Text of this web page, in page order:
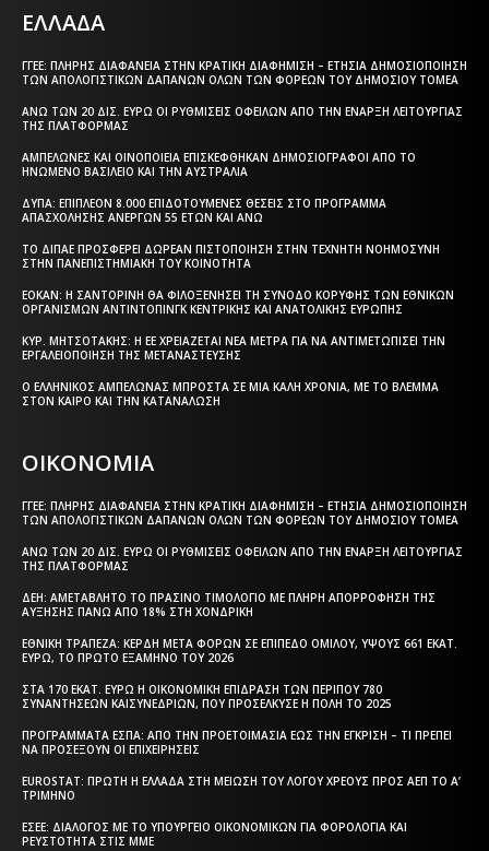
ΕΛΛΑΔΑ
ΓΓΕΕ: ΠΛΉΡΗΣ ΔΙΑΦΆΝΕΙΑ ΣΤΗΝ ΚΡΑΤΙΚΉ ΔΙΑΦΉΜΙΣΗ – EΤΉΣΙΑ ΔΗΜΟΣΙΟΠΟΊΗΣΗ
ΤΩΝ ΑΠΟΛΟΓΙΣΤΙΚΏΝ ΔΑΠΑΝΏΝ ΌΛΩΝ ΤΩΝ ΦΟΡΈΩΝ ΤΟΥ ΔΗΜΟΣΊΟΥ ΤΟΜΈΑ
ΆΝΩ ΤΩΝ 20 ΔΙΣ. ΕΥΡΏ ΟΙ ΡΥΘΜΊΣΕΙΣ ΟΦΕΙΛΏΝ ΑΠΌ ΤΗΝ ΈΝΑΡΞΗ ΛΕΙΤΟΥΡΓΊΑΣ
ΤΗΣ ΠΛΑΤΦΌΡΜΑΣ
ΑΜΠΕΛΏΝΕΣ ΚΑΙ ΟΙΝΟΠΟΙΕΊΑ ΕΠΙΣΚΈΦΘΗΚΑΝ ΔΗΜΟΣΙΟΓΡΆΦΟΙ ΑΠΌ ΤΟ
ΗΝΩΜΈΝΟ ΒΑΣΊΛΕΙΟ ΚΑΙ ΤΗΝ ΑΥΣΤΡΑΛΊΑ
ΔΥΠΑ: ΕΠΙΠΛΈΟΝ 8.000 ΕΠΙΔΟΤΟΎΜΕΝΕΣ ΘΈΣΕΙΣ ΣΤΟ ΠΡΌΓΡΑΜΜΑ
ΑΠΑΣΧΌΛΗΣΗΣ ΑΝΈΡΓΩΝ 55 ΕΤΏΝ ΚΑΙ ΆΝΩ
ΤΟ ΔΙΠΑΕ ΠΡΟΣΦΈΡΕΙ ΔΩΡΕΆΝ ΠΙΣΤΟΠΟΊΗΣΗ ΣΤΗΝ ΤΕΧΝΗΤΉ ΝΟΗΜΟΣΎΝΗ
ΣΤΗΝ ΠΑΝΕΠΙΣΤΗΜΙΑΚΉ ΤΟΥ ΚΟΙΝΌΤΗΤΑ
ΕΟΚΑΝ: Η ΣΑΝΤΟΡΊΝΗ ΘΑ ΦΙΛΟΞΕΝΉΣΕΙ ΤΗ ΣΎΝΟΔΟ ΚΟΡΥΦΉΣ ΤΩΝ ΕΘΝΙΚΏΝ
ΟΡΓΑΝΙΣΜΏΝ ΑΝΤΙΝΤΌΠΙΝΓΚ ΚΕΝΤΡΙΚΉΣ ΚΑΙ ΑΝΑΤΟΛΙΚΉΣ ΕΥΡΏΠΗΣ
ΚΥΡ. ΜΗΤΣΟΤΆΚΗΣ: Η ΕΕ ΧΡΕΙΆΖΕΤΑΙ ΝΈΑ ΜΈΤΡΑ ΓΙΑ ΝΑ ΑΝΤΙΜΕΤΩΠΊΣΕΙ ΤΗΝ
ΕΡΓΑΛΕΙΟΠΟΊΗΣΗ ΤΗΣ ΜΕΤΑΝΆΣΤΕΥΣΗΣ
Ο ΕΛΛΗΝΙΚΌΣ ΑΜΠΕΛΏΝΑΣ ΜΠΡΟΣΤΆ ΣΕ ΜΙΑ ΚΑΛΉ ΧΡΟΝΙΆ, ΜΕ ΤΟ ΒΛΈΜΜΑ
ΣΤΟΝ ΚΑΙΡΌ ΚΑΙ ΤΗΝ ΚΑΤΑΝΆΛΩΣΗ
ΟΙΚΟΝΟΜΙΑ
ΓΓΕΕ: ΠΛΉΡΗΣ ΔΙΑΦΆΝΕΙΑ ΣΤΗΝ ΚΡΑΤΙΚΉ ΔΙΑΦΉΜΙΣΗ – EΤΉΣΙΑ ΔΗΜΟΣΙΟΠΟΊΗΣΗ
ΤΩΝ ΑΠΟΛΟΓΙΣΤΙΚΏΝ ΔΑΠΑΝΏΝ ΌΛΩΝ ΤΩΝ ΦΟΡΈΩΝ ΤΟΥ ΔΗΜΟΣΊΟΥ ΤΟΜΈΑ
ΆΝΩ ΤΩΝ 20 ΔΙΣ. ΕΥΡΏ ΟΙ ΡΥΘΜΊΣΕΙΣ ΟΦΕΙΛΏΝ ΑΠΌ ΤΗΝ ΈΝΑΡΞΗ ΛΕΙΤΟΥΡΓΊΑΣ
ΤΗΣ ΠΛΑΤΦΌΡΜΑΣ
ΔΕΗ: ΑΜΕΤΆΒΛΗΤΟ ΤΟ ΠΡΆΣΙΝΟ ΤΙΜΟΛΌΓΙΟ ΜΕ ΠΛΉΡΗ ΑΠΟΡΡΌΦΗΣΗ ΤΗΣ
ΑΎΞΗΣΗΣ ΠΆΝΩ ΑΠΌ 18% ΣΤΗ ΧΟΝΔΡΙΚΉ
ΕΘΝΙΚΉ ΤΡΆΠΕΖΑ: ΚΈΡΔΗ ΜΕΤΆ ΦΌΡΩΝ ΣΕ ΕΠΊΠΕΔΟ ΟΜΊΛΟΥ, ΎΨΟΥΣ 661 ΕΚΑΤ.
ΕΥΡΏ, ΤΟ ΠΡΏΤΟ ΕΞΆΜΗΝΟ ΤΟΥ 2026
ΣΤΑ 170 ΕΚΑΤ. ΕΥΡΏ Η ΟΙΚΟΝΟΜΙΚΉ ΕΠΊΔΡΑΣΗ ΤΩΝ ΠΕΡΊΠΟΥ 780
ΣΥΝΑΝΤΉΣΕΩΝ ΚΑΙΣΥΝΕΔΡΊΩΝ, ΠΟΥ ΠΡΟΣΈΛΚΥΣΕ Η ΠΌΛΗ ΤΟ 2025
ΠΡΟΓΡΆΜΜΑΤΑ EΣΠΑ: ΑΠΌ ΤΗΝ ΠΡΟΕΤΟΙΜΑΣΊΑ ΈΩΣ ΤΗΝ ΈΓΚΡΙΣΗ – ΤΙ ΠΡΈΠΕΙ
ΝΑ ΠΡΟΣΈΞΟΥΝ ΟΙ ΕΠΙΧΕΙΡΉΣΕΙΣ
EUROSTAT: ΠΡΏΤΗ Η ΕΛΛΆΔΑ ΣΤΗ ΜΕΊΩΣΗ ΤΟΥ ΛΌΓΟΥ ΧΡΈΟΥΣ ΠΡΟΣ ΑΕΠ ΤΟ Α’
ΤΡΊΜΗΝΟ
ΕΣΕΕ: ΔΙΆΛΟΓΟΣ ΜΕ ΤΟ ΥΠΟΥΡΓΕΊΟ ΟΙΚΟΝΟΜΙΚΏΝ ΓΙΑ ΦΟΡΟΛΟΓΊΑ ΚΑΙ
ΡΕΥΣΤΌΤΗΤΑ ΣΤΙΣ ΜΜΕ